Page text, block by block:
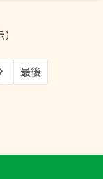
ブロース 肩ロース
最後